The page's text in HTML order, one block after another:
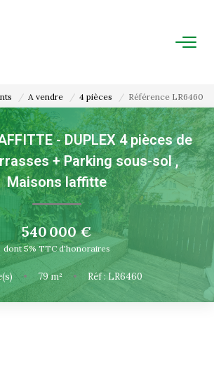
ESTIMATION
FAIRE GÉRER
Gestion Locative
De Copropriété
CONNAITRE
Nos Agences
A vendre 4 pièces Référence LR6460
- DUPLEX 4 pièces de
+ Parking sous-sol,
Maisons laffitte
540 000 €
dont 5% TTC d'honoraires
• 79m² • Réf : LR6460